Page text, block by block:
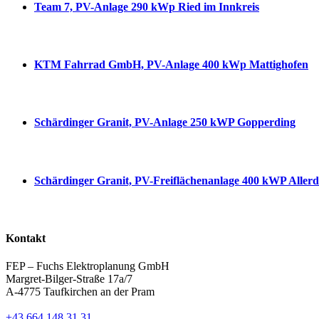
Team 7, PV-Anlage 290 kWp Ried im Innkreis
KTM Fahrrad GmbH, PV-Anlage 400 kWp Mattighofen
Schärdinger Granit, PV-Anlage 250 kWP Gopperding
Schärdinger Granit, PV-Freiflächenanlage 400 kWP
Kontakt
FEP – Fuchs Elektroplanung GmbH
Margret-Bilger-Straße 17a/7
A-4775 Taufkirchen an der Pram